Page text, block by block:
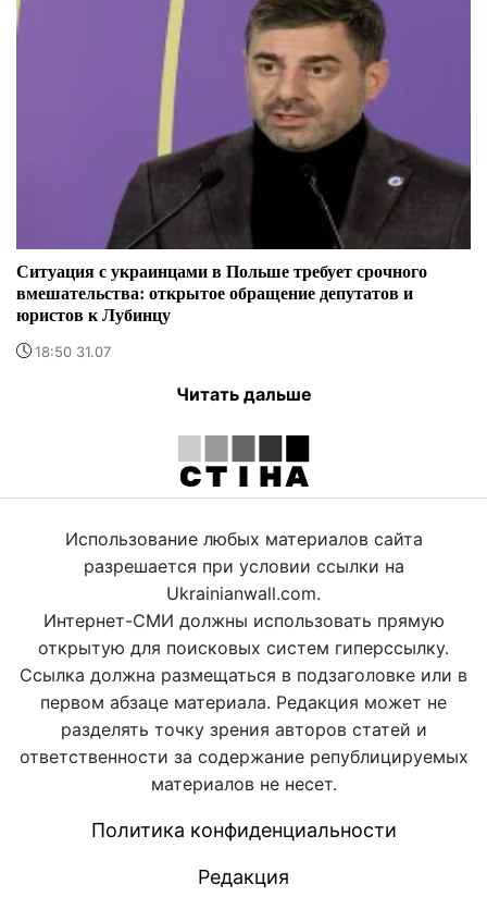
Ситуация с украинцами в Польше требует срочного
вмешательства: открытое обращение депутатов и
юристов к Лубинцу
18:50 31.07
Читать дальше
Использование любых материалов сайта
разрешается при условии ссылки на
Ukrainianwall.com.
Интернет-СМИ должны использовать прямую
открытую для поисковых систем гиперссылку.
Ссылка должна размещаться в подзаголовке или в
первом абзаце материала. Редакция может не
разделять точку зрения авторов статей и
ответственности за содержание републицируемых
материалов не несет.
Политика конфиденциальности
Редакция